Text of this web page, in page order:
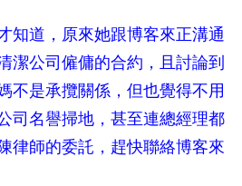
知道，原來她跟博客來正溝通
潔公司僱傭的合約，且討論到
不是承攬關係，但也覺得不用
司名譽掃地，甚至連總經理都
律師的委託，趕快聯絡博客來